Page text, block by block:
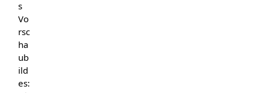
s
Vo
rsc
ha
ub
ild
es: